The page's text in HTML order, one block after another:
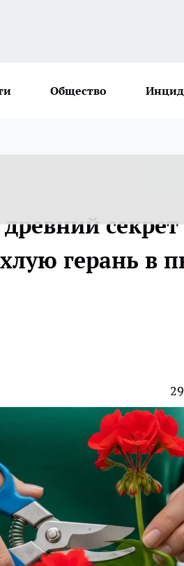
Общество
герань в